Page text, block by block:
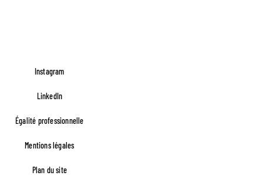
Footer FR Lefèvre
Instagram
LinkedIn
Égalité professionnelle
Mentions légales
Plan du site